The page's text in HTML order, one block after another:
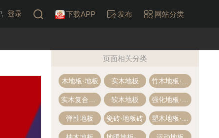
登录 下载APP 发布 网站分类
页面相关分类
木地板·地板 实木地板
软木地板
弹性地板 瓷砖·地板砖